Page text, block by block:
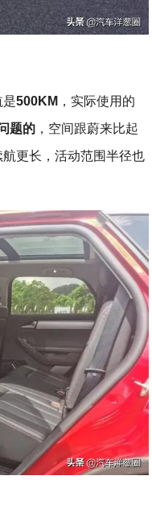
是500KM ，实际使用的
题的 ，空间跟蔚来比起
更长，活动范围半径也